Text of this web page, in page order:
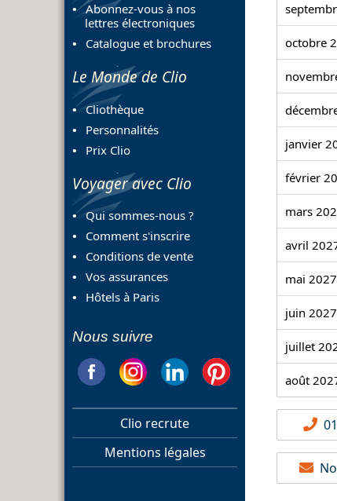
Abonnez-vous à nos
lettres électroniques
Catalogue et brochures
Le Monde de Clio
Cliothèque
Personnalités
Prix Clio
Voyager avec Clio
Qui sommes-nous ?
Comment s'inscrire
Conditions de vente
Vos assurances
Hôtels à Paris
Nous suivre
Clio recrute
Mentions légales
octobre
janvier
février
mars
avril
mai 2027
juin 2027
juillet
août